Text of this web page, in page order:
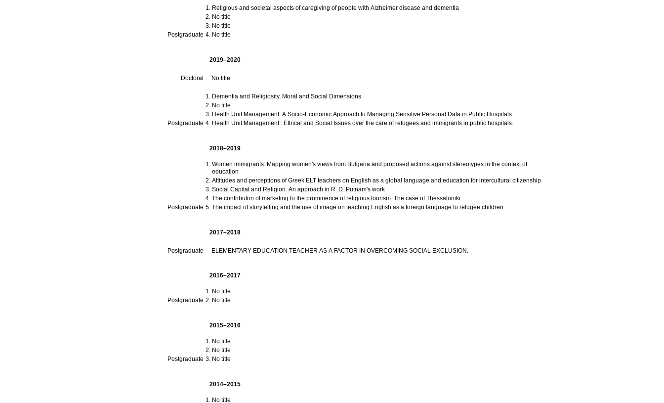
Postgraduate
Religious and societal aspects of caregiving of people with Alzheimer disease and dementia
No title
No title
No title
2019–2020
Doctoral No title
Postgraduate
Dementia and Religiosity, Moral and Social Dimensions
No title
Health Unit Management: A Socio-Economic Approach to Managing Sensitive Personal Data in Public Hospitals
Health Unit Management : Ethical and Social Issues over the care of refugees and immigrants in public hospitals.
2018–2019
Postgraduate
Women immigrants: Mapping women's views from Bulgaria and proposed actions against stereotypes in the context of
education
Attitudes and perceptions of Greek ELT teachers on English as a global language and education for intercultural citizenship
Social Capital and Religion. An approach in R. D. Putnam's work
The contributon of marketing to the prominence of religious tourism. The case of Thessaloniki.
The impact of storytelling and the use of image on teaching English as a foreign language to refugee children
2017–2018
Postgraduate ELEMENTARY EDUCATION TEACHER AS A FACTOR IN OVERCOMING SOCIAL EXCLUSION.
2016–2017
Postgraduate
No title
No title
2015–2016
Postgraduate
No title
No title
No title
2014–2015
No title